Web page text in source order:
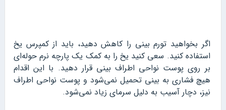
اگر بخواهید تورم بینی را کاهش دهید، باید از کمپرس یخ
استفاده کنید. سعی کنید یخ را به کمک یک پارچه نرم حوله‌ای
بر روی پوست نواحی اطراف بینی قرار دهید. با این اقدام
هیچ فشاری به بینی تحمیل نمی‌شود و پوست نواحی اطراف
نیز، دچار آسیب به دلیل سرمای زیاد نمی‌شود.